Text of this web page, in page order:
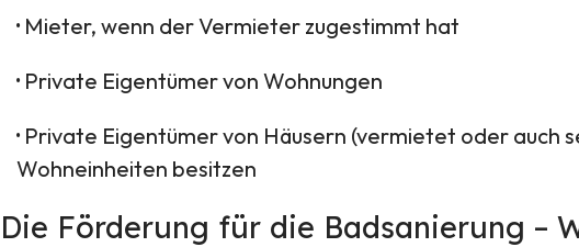
· Mieter, wenn der Vermieter zugestimmt hat
· Private Eigentümer von Wohnungen
· Private Eigentümer von Häusern (vermietet oder auch
Wohneinheiten besitzen
Die Förderung für die Badsanierung –